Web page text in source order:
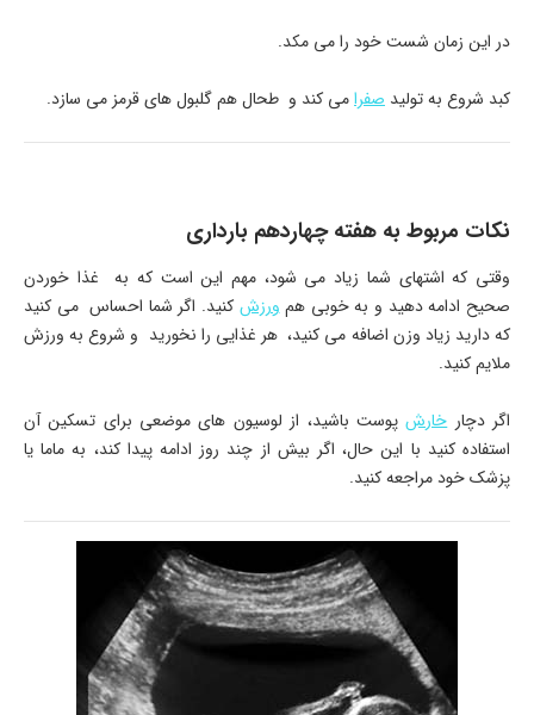
در این زمان شست خود را می مکد.
کبد شروع به تولید صفرامی کند و طحال هم گلبول های قرمز می سازد.
نکات مربوط به هفته چهاردهم بارداری
وقتی که اشتهای شما زیاد می شود، مهم این است که به غذا خوردن
صحیح ادامه دهید و به خوبی همورزش کنید. اگر شما احساس می کنید
که دارید زیاد وزن اضافه می کنید، هر غذایی را نخورید و شروع به ورزش
ملایم کنید.
اگر دچارخارشپوست باشید، از لوسیون های موضعی برای تسکین آن
استفاده کنید با این حال، اگر بیش از چند روز ادامه پیدا کند، به ماما یا
پزشک خود مراجعه کنید.